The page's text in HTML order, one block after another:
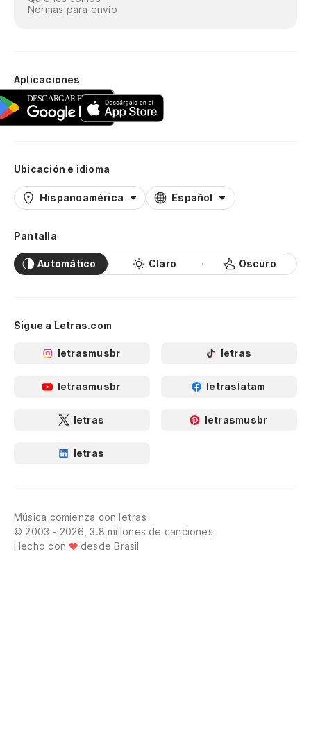
Normas para envío
Aplicaciones
Ubicación e idioma
Hispanoamérica Español
Pantalla
Automático Claro Oscuro
Sigue a Letras.com
letrasmusbr letras
letrasmusbr letraslatam
letras letrasmusbr
letras
Música comienza con letras
© 2003 - 2026, 3.8 millones de canciones
Hecho con
desde Brasil